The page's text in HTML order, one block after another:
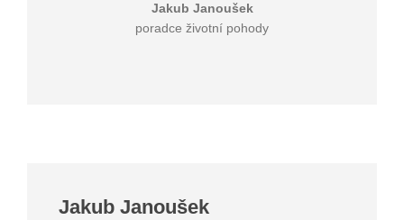
Jakub Janoušek
poradce životní pohody
Jakub Janoušek